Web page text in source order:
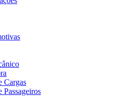
Cargas
Passageiros